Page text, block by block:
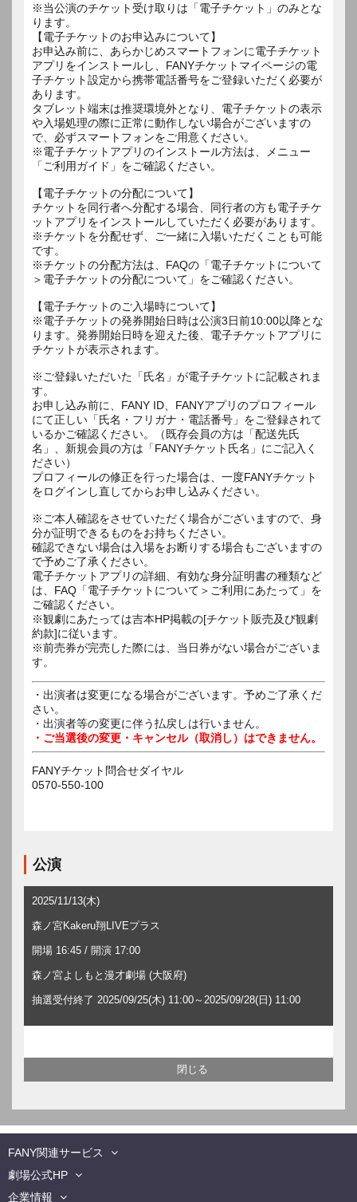
※当公演のチケット受け取りは「電子チケット」のみとな
ります。
【電子チケットのお申込みについて】
お申込み前に、あらかじめスマートフォンに電子チケット
アプリをインストールし、FANYチケットマイページの電
子チケット設定から携帯電話番号をご登録いただく必要が
あります。
タブレット端末は推奨環境外となり、電子チケットの表示
や入場処理の際に正常に動作しない場合がございますの
で、必ずスマートフォンをご用意ください。
※電子チケットアプリのインストール方法は、メニュー
「ご利用ガイド」をご確認ください。
【電子チケットの分配について】
チケットを同行者へ分配する場合、同行者の方も電子チケ
ットアプリをインストールしていただく必要があります。
※チケットを分配せず、ご一緒に入場いただくことも可能
です。
※チケットの分配方法は、FAQの「電子チケットについて
＞電子チケットの分配について」をご確認ください。
【電子チケットのご入場時について】
※電子チケットの発券開始日時は公演3日前10:00以降とな
ります。発券開始日時を迎えた後、電子チケットアプリに
チケットが表示されます。
※ご登録いただいた「氏名」が電子チケットに記載されま
す。
お申し込み前に、FANY ID、FANYアプリのプロフィール
にて正しい「氏名・フリガナ・電話番号」をご登録されて
いるかご確認ください。（既存会員の方は「配送先氏
名」、新規会員の方は「FANYチケット氏名」にご記入く
ださい）
プロフィールの修正を行った場合は、一度FANYチケット
をログインし直してからお申し込みください。
※ご本人確認をさせていただく場合がございますので、身
分が証明できるものをお持ちください。
確認できない場合は入場をお断りする場合もございますの
で予めご了承ください。
電子チケットアプリの詳細、有効な身分証明書の種類など
は、FAQ「電子チケットについて＞ご利用にあたって」を
ご確認ください。
※観劇にあたっては吉本HP掲載の[チケット販売及び観劇
約款]に従います。
※前売券が完売した際には、当日券がない場合がございま
す。
・出演者は変更になる場合がございます。予めご了承くだ
さい。
・出演者等の変更に伴う払戻しは行いません。
・ご当選後の変更・キャンセル（取消し）はできません。
FANYチケット問合せダイヤル
0570-550-100
公演
2025/11/13(木)
森ノ宮Kakeru翔LIVEプラス
開場 16:45 / 開演 17:00
森ノ宮よしもと漫才劇場 (大阪府)
抽選受付終了 2025/09/25(木) 11:00～2025/09/28(日) 11:00
FANY関連サービス
劇場公式HP
企業情報